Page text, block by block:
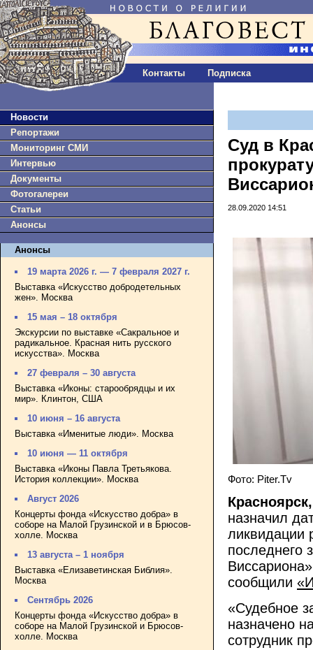
Контакты Подписка
Новости
Репортажи
Мониторинг СМИ
Интервью
Документы
Фотогалереи
Статьи
Анонсы
Анонсы
19 марта 2026 г. — 7 февраля 2027 г.
Выставка «Искусство добродетельных
жен». Москва
15 мая – 18 октября
Экскурсии по выставке «Сакральное и
радикальное. Красная нить русского
искусства». Москва
27 февраля – 30 августа
Выставка «Иконы: старообрядцы и их
мир». Клинтон, США
10 июня – 16 августа
Выставка «Именитые люди». Москва
10 июня — 11 октября
Выставка «Иконы Павла Третьякова.
История коллекции». Москва
Август 2026
Концерты фонда «Искусство добра» в
соборе на Малой Грузинской и в Брюсов-
холле. Москва
13 августа – 1 ноября
Выставка «Елизаветинская Библия».
Москва
Сентябрь 2026
Концерты фонда «Искусство добра» в
соборе на Малой Грузинской и Брюсов-
холле. Москва
Суд в
28.09.2020 14:51
Фото: Piter.Tv
назначил
ликвидации
последнего
сообщили
«Судебное
назначено
сотрудник